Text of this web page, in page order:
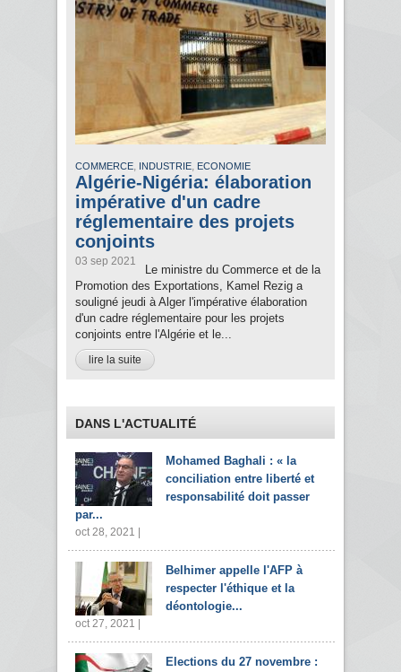
COMMERCE, INDUSTRIE, ECONOMIE
Algérie-Nigéria: élaboration
impérative d'un cadre
réglementaire des projets
conjoints
03 sep 2021
Le ministre du Commerce et de la
Promotion des Exportations, Kamel Rezig a
souligné jeudi à Alger l'impérative élaboration
d'un cadre réglementaire pour les projets
conjoints entre l'Algérie et le...
lire la suite
DANS L'ACTUALITÉ
Mohamed Baghali : « la
conciliation entre liberté et
responsabilité doit passer
par...
oct 28, 2021 |
Belhimer appelle l'AFP à
respecter l'éthique et la
déontologie...
oct 27, 2021 |
Elections du 27 novembre :